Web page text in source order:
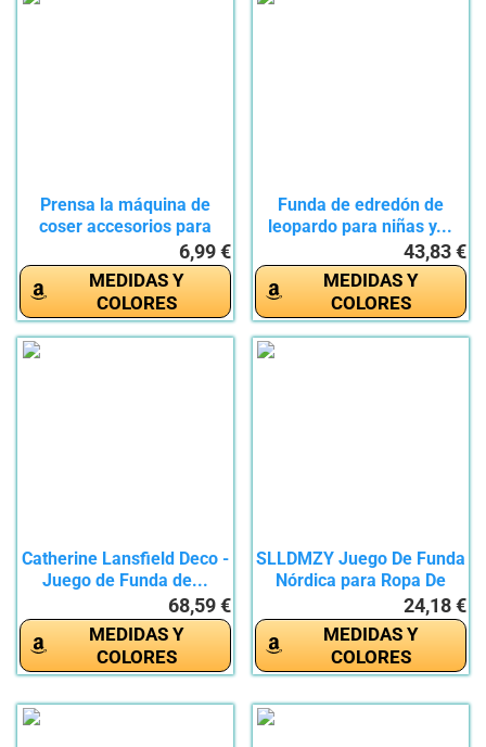
Prensa la máquina de
coser accesorios para
6,99 €
MEDIDAS Y
COLORES
Funda de edredón de
leopardo para niñas y...
43,83 €
MEDIDAS Y
COLORES
Catherine Lansfield Deco -
Juego de Funda de...
68,59 €
MEDIDAS Y
COLORES
SLLDMZY Juego De Funda
Nórdica para Ropa De
24,18 €
MEDIDAS Y
COLORES